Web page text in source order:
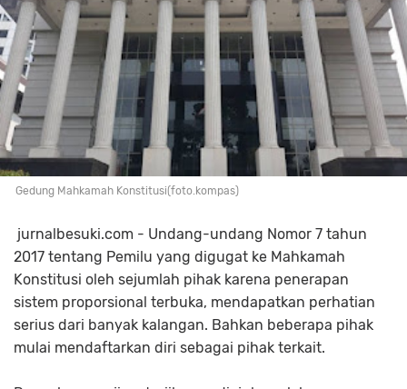
Gedung Mahkamah Konstitusi(foto.kompas)
jurnalbesuki.com - Undang-undang Nomor 7 tahun
2017 tentang Pemilu yang digugat ke Mahkamah
Konstitusi oleh sejumlah pihak karena penerapan
sistem proporsional terbuka, mendapatkan perhatian
serius dari banyak kalangan. Bahkan beberapa pihak
mulai mendaftarkan diri sebagai pihak terkait.